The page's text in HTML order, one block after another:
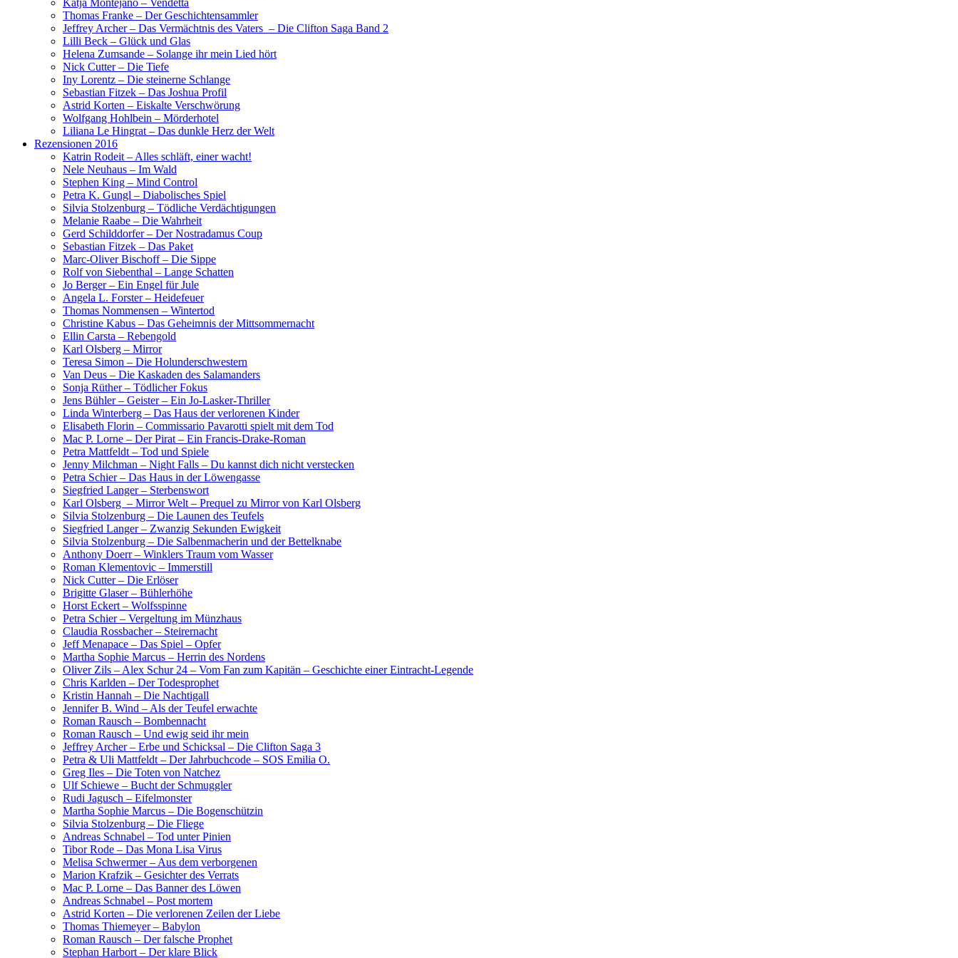
Katja Montejano – Vendetta
Thomas Franke – Der Geschichtensammler
Jeffrey Archer – Das Vermächtnis des Vaters – Die Clifton Saga Band 2
Lilli Beck – Glück und Glas
Helena Zumsande – Solange ihr mein Lied hört
Nick Cutter – Die Tiefe
Iny Lorentz – Die steinerne Schlange
Sebastian Fitzek – Das Joshua Profil
Astrid Korten – Eiskalte Verschwörung
Wolfgang Hohlbein – Mörderhotel
Liliana Le Hingrat – Das dunkle Herz der Welt
Rezensionen 2016
Katrin Rodeit – Alles schläft, einer wacht!
Nele Neuhaus – Im Wald
Stephen King – Mind Control
Petra K. Gungl – Diabolisches Spiel
Silvia Stolzenburg – Tödliche Verdächtigungen
Melanie Raabe – Die Wahrheit
Gerd Schilddorfer – Der Nostradamus Coup
Sebastian Fitzek – Das Paket
Marc-Oliver Bischoff – Die Sippe
Rolf von Siebenthal – Lange Schatten
Jo Berger – Ein Engel für Jule
Angela L. Forster – Heidefeuer
Thomas Nommensen – Wintertod
Christine Kabus – Das Geheimnis der Mittsommernacht
Ellin Carsta – Rebengold
Karl Olsberg – Mirror
Teresa Simon – Die Holunderschwestern
Van Deus – Die Kaskaden des Salamanders
Sonja Rüther – Tödlicher Fokus
Jens Bühler – Geister – Ein Jo-Lasker-Thriller
Linda Winterberg – Das Haus der verlorenen Kinder
Elisabeth Florin – Commissario Pavarotti spielt mit dem Tod
Mac P. Lorne – Der Pirat – Ein Francis-Drake-Roman
Petra Mattfeldt – Tod und Spiele
Jenny Milchman – Night Falls – Du kannst dich nicht verstecken
Petra Schier – Das Haus in der Löwengasse
Siegfried Langer – Sterbenswort
Karl Olsberg – Mirror Welt – Prequel zu Mirror von Karl Olsberg
Silvia Stolzenburg – Die Launen des Teufels
Siegfried Langer – Zwanzig Sekunden Ewigkeit
Silvia Stolzenburg – Die Salbenmacherin und der Bettelknabe
Anthony Doerr – Winklers Traum vom Wasser
Roman Klementovic – Immerstill
Nick Cutter – Die Erlöser
Brigitte Glaser – Bühlerhöhe
Horst Eckert – Wolfsspinne
Petra Schier – Vergeltung im Münzhaus
Claudia Rossbacher – Steirernacht
Jeff Menapace – Das Spiel – Opfer
Martha Sophie Marcus – Herrin des Nordens
Oliver Zils – Alex Schur 24 – Vom Fan zum Kapitän – Geschichte einer Eintracht-Legende
Chris Karlden – Der Todesprophet
Kristin Hannah – Die Nachtigall
Jennifer B. Wind – Als der Teufel erwachte
Roman Rausch – Bombennacht
Roman Rausch – Und ewig seid ihr mein
Jeffrey Archer – Erbe und Schicksal – Die Clifton Saga 3
Petra & Uli Mattfeldt – Der Jahrbuchcode – SOS Emilia O.
Greg Iles – Die Toten von Natchez
Ulf Schiewe – Bucht der Schmuggler
Rudi Jagusch – Eifelmonster
Martha Sophie Marcus – Die Bogenschützin
Silvia Stolzenburg – Die Fliege
Andreas Schnabel – Tod unter Pinien
Tibor Rode – Das Mona Lisa Virus
Melisa Schwermer – Aus dem verborgenen
Marion Krafzik – Gesichter des Verrats
Mac P. Lorne – Das Banner des Löwen
Andreas Schnabel – Post mortem
Astrid Korten – Die verlorenen Zeilen der Liebe
Thomas Thiemeyer – Babylon
Roman Rausch – Der falsche Prophet
Stephan Harbort – Der klare Blick